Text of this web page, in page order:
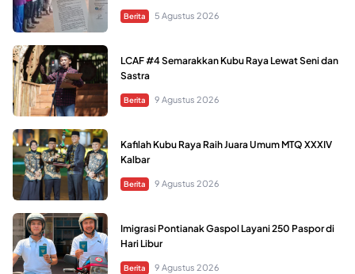
Berita 5 Agustus 2026
LCAF #4 Semarakkan Kubu Raya Lewat Seni dan
Sastra
Berita 9 Agustus 2026
Kafilah Kubu Raya Raih Juara Umum MTQ XXXIV
Kalbar
Berita 9 Agustus 2026
Imigrasi Pontianak Gaspol Layani 250 Paspor di
Hari Libur
Berita 9 Agustus 2026